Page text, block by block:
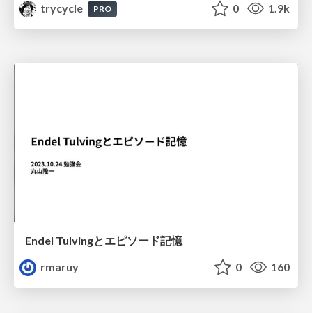
trycycle
PRO 0 1.9k
Endel Tulvingとエピソード記憶
rmaruy
0 160